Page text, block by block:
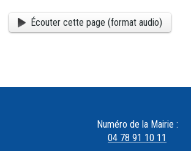
Écouter cette page (format audio)
Numéro de la Mairie :
04 78 91 10 11